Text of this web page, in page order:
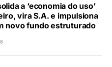
a ‘economia do uso’
vira S.A. e impulsiona
novo fundo estruturado